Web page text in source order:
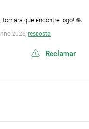
tomara que encontre logo! 🙏
2026, resposta
Reclamar